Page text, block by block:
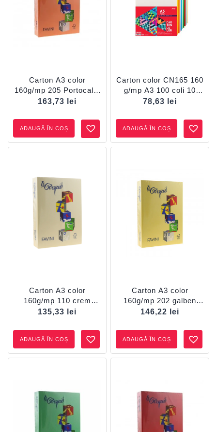
Carton A3 color
160g/mp 205 Portocaliu
FAVINI
163,73 lei
ADAUGĂ ÎN COȘ
Carton color CN165 160
g/mp A3 100 coli 10
culori DACO
78,63 lei
ADAUGĂ ÎN COȘ
Carton A3 color
160g/mp 110 crem
FAVINI
135,33 lei
ADAUGĂ ÎN COȘ
Carton A3 color
160g/mp 202 galben
mediu FAVINI
146,22 lei
ADAUGĂ ÎN COȘ